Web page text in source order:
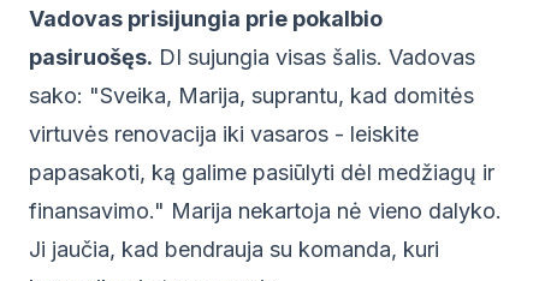
Vadovas prisijungia prie pokalbio
pasiruošęs. DI sujungia visas šalis. Vadovas
sako: "Sveika, Marija, suprantu, kad domitės
virtuvės renovacija iki vasaros - leiskite
papasakoti, ką galime pasiūlyti dėl medžiagų ir
finansavimo." Marija nekartoja nė vieno dalyko.
Ji jaučia, kad bendrauja su komanda, kuri